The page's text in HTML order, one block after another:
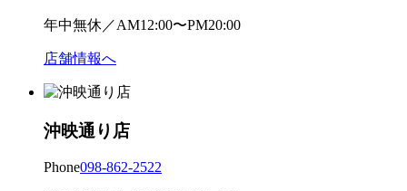
年中無休／AM12:00〜PM20:00
店舗情報へ
沖映通り店
Phone098-862-2522